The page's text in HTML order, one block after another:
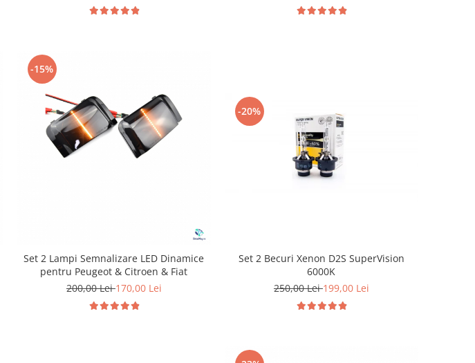
-15%
Set 2 Lampi Semnalizare LED Dinamice
pentru Peugeot & Citroen & Fiat
200,00 Lei170,00 Lei
-20%
Set 2 Becuri Xenon D2S SuperVision
6000K
250,00 Lei199,00 Lei